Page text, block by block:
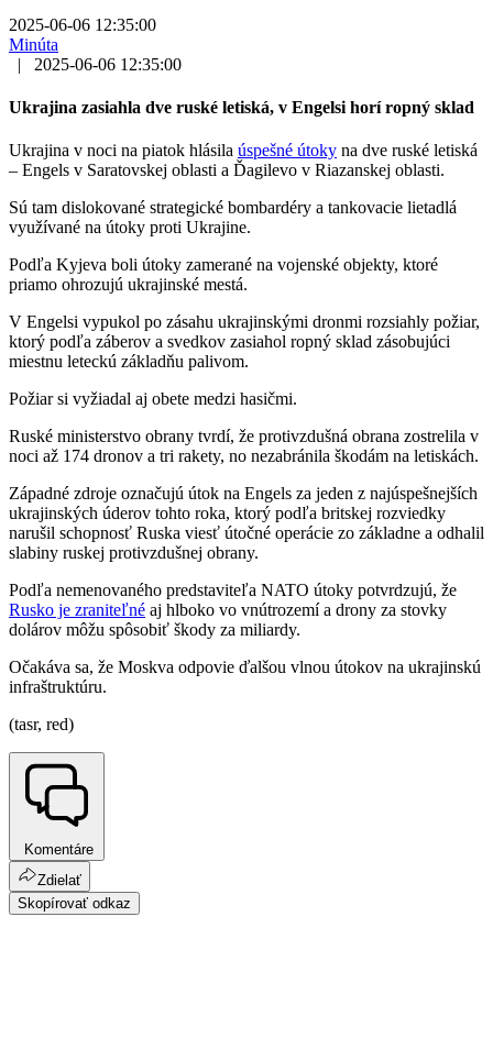
2025-06-06 12:35:00
Minúta
|
2025-06-06 12:35:00
Ukrajina zasiahla dve ruské letiská, v Engelsi horí ropný sklad
Ukrajina v noci na piatok hlásila úspešné útoky na dve ruské letiská
– Engels v Saratovskej oblasti a Ďagilevo v Riazanskej oblasti.
Sú tam dislokované strategické bombardéry a tankovacie lietadlá
využívané na útoky proti Ukrajine.
Podľa Kyjeva boli útoky zamerané na vojenské objekty, ktoré
priamo ohrozujú ukrajinské mestá.
V Engelsi vypukol po zásahu ukrajinskými dronmi rozsiahly požiar,
ktorý podľa záberov a svedkov zasiahol ropný sklad zásobujúci
miestnu leteckú základňu palivom.
Požiar si vyžiadal aj obete medzi hasičmi.
Ruské ministerstvo obrany tvrdí, že protivzdušná obrana zostrelila v
noci až 174 dronov a tri rakety, no nezabránila škodám na letiskách.
Západné zdroje označujú útok na Engels za jeden z najúspešnejších
ukrajinských úderov tohto roka, ktorý podľa britskej rozviedky
narušil schopnosť Ruska viesť útočné operácie zo základne a odhalil
slabiny ruskej protivzdušnej obrany.
Podľa nemenovaného predstaviteľa NATO útoky potvrdzujú, že
Rusko je zraniteľné aj hlboko vo vnútrozemí a drony za stovky
dolárov môžu spôsobiť škody za miliardy.
Očakáva sa, že Moskva odpovie ďalšou vlnou útokov na ukrajinskú
infraštruktúru.
(tasr, red)
Komentáre
Zdielať
Skopírovať odkaz